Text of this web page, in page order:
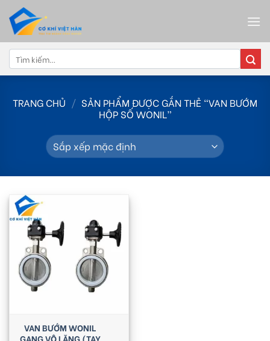
content
Tìm
kiếm:
TRANG CHỦ / SẢN PHẨM ĐƯỢC GẮN THẺ “VAN BƯỚM
HỘP SỐ WONIL”
VAN BƯỚM WONIL
GANG VÔ LĂNG (TAY